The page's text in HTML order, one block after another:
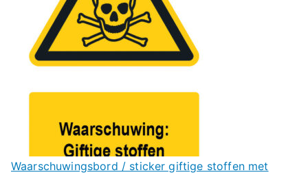
Waarschuwingsbord / sticker giftige stoffen met